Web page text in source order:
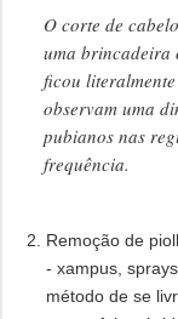
O corte de
uma brincadeira
ficou
observam uma
pubianos nas
frequência.
Remoção de
- xampus,
método de se